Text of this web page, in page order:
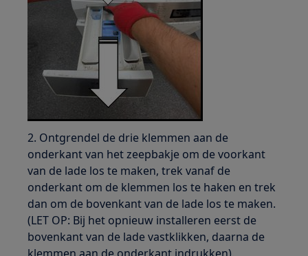
2. Ontgrendel de drie klemmen aan de
onderkant van het zeepbakje om de voorkant
van de lade los te maken, trek vanaf de
onderkant om de klemmen los te haken en trek
dan om de bovenkant van de lade los te maken.
(LET OP: Bij het opnieuw installeren eerst de
bovenkant van de lade vastklikken, daarna de